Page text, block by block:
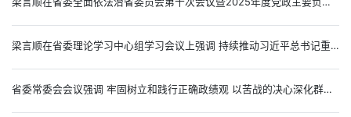
梁言顺在省委理论学习中心组学习会议上强调 持续推动习近平总书记重要讲话精神落地落实 奋力谱写中国式现代化安徽篇章 王清宪出席
省委常委会会议强调 牢固树立和践行正确政绩观 以苦战的决心深化群众身边不正之风和腐败问题集中整治 梁言顺主持并讲话